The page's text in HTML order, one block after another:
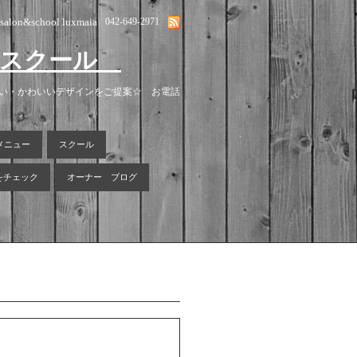
042-649-2971
luxmaia
クール
・かわいいデザインをご提案☆ お電話
ニュー スクール
チェック オーナー ブログ